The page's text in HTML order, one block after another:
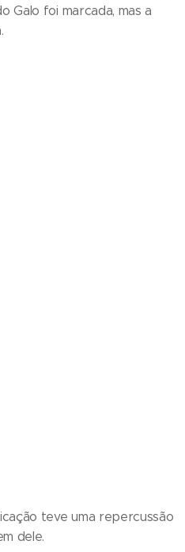
Galo foi marcada, mas a
teve uma repercussão
dele.